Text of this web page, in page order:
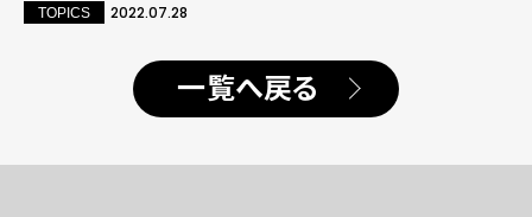
TOPICS 2022.07.28
一覧へ戻る